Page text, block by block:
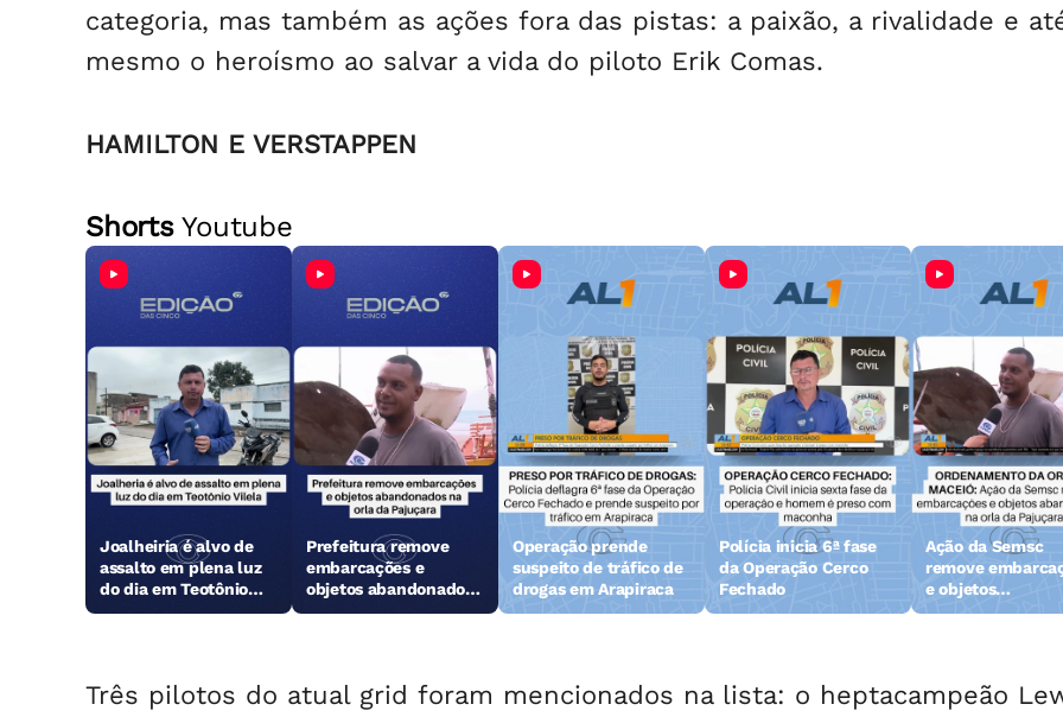
categoria, mas também as ações fora das pistas: a paixão, a rivalidade e
mesmo o heroísmo ao salvar a vida do piloto Erik Comas.
HAMILTON E VERSTAPPEN
ShortsYoutube
Joalheiria é alvo de
assalto em plena luz
do dia em Teotônio
Vilela
Prefeitura remove
embarcações e
objetos abandonados
na orla da Pajuçara
Operação prende
suspeito de tráfico de
drogas em Arapiraca
Polícia inicia 6ª fase
da Operação Cerco
Fechado
Ação da Semsc
remove
e objetos
abandonados na
Três pilotos do atual grid foram mencionados na lista: o heptacampeão